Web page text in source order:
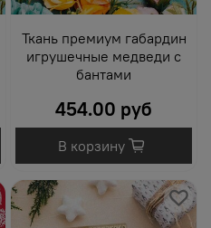
Ткань премиум габардин
игрушечные медведи с
бантами
454.00 руб
В корзину